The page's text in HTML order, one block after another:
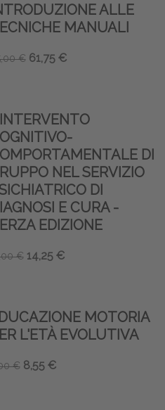
ALLE
MANUALI
€ 61,75 €
DI
NEL SERVIZIO
DI
E CURA -
EDIZIONE
€ 14,25 €
MOTORIA
L'ETÀ EVOLUTIVA
€ 8,55 €